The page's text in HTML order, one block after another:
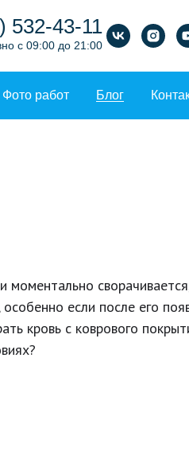
532-43-11
с 09:00 до 21:00
Фото работ Блог
моментально
если после его
кровь с коврового